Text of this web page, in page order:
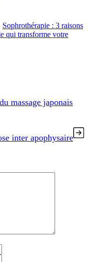
Sophrothérapie : 3 raisons
qui transforme votre
massage japonais
inter apophysaire
mail